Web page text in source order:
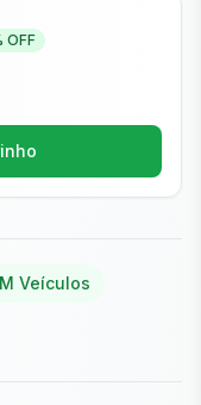
OFF
Veículos